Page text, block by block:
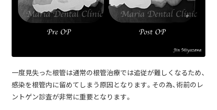
一度見失った根管は通常の根管治療では追従が難しくなるため、
感染を根管内に留めてしまう原因となります。その為、術前のレ
ントゲン診査が非常に重要となります。